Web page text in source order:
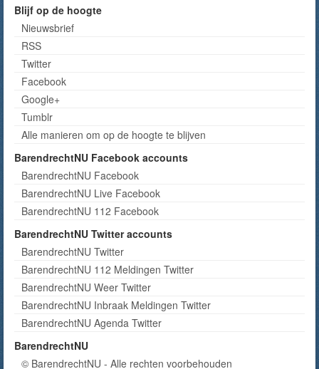
Blijf op de hoogte
Nieuwsbrief
RSS
Twitter
Facebook
Google+
Tumblr
Alle manieren om op de hoogte te blijven
BarendrechtNU Facebook accounts
BarendrechtNU Facebook
BarendrechtNU Live Facebook
BarendrechtNU 112 Facebook
BarendrechtNU Twitter accounts
BarendrechtNU Twitter
BarendrechtNU 112 Meldingen Twitter
BarendrechtNU Weer Twitter
BarendrechtNU Inbraak Meldingen Twitter
BarendrechtNU Agenda Twitter
BarendrechtNU
© BarendrechtNU - Alle rechten voorbehouden